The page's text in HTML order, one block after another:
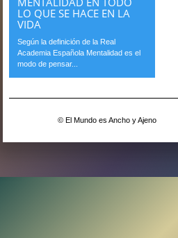
LO QUE SE HACE EN LA
VIDA
Según la definición de la Real
Academia Española Mentalidad es el
modo de pensar...
© El Mundo es Ancho y Ajeno